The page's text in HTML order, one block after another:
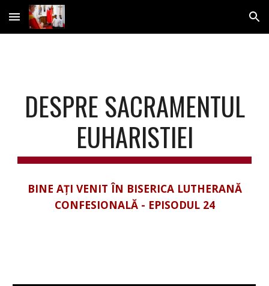
Skip to main content Skip to navigation
DESPRE SACRAMENTUL
EUHARISTIEI
BINE AȚI VENIT ÎN BISERICA LUTHERANĂ
CONFESIONALĂ - EPISODUL 24